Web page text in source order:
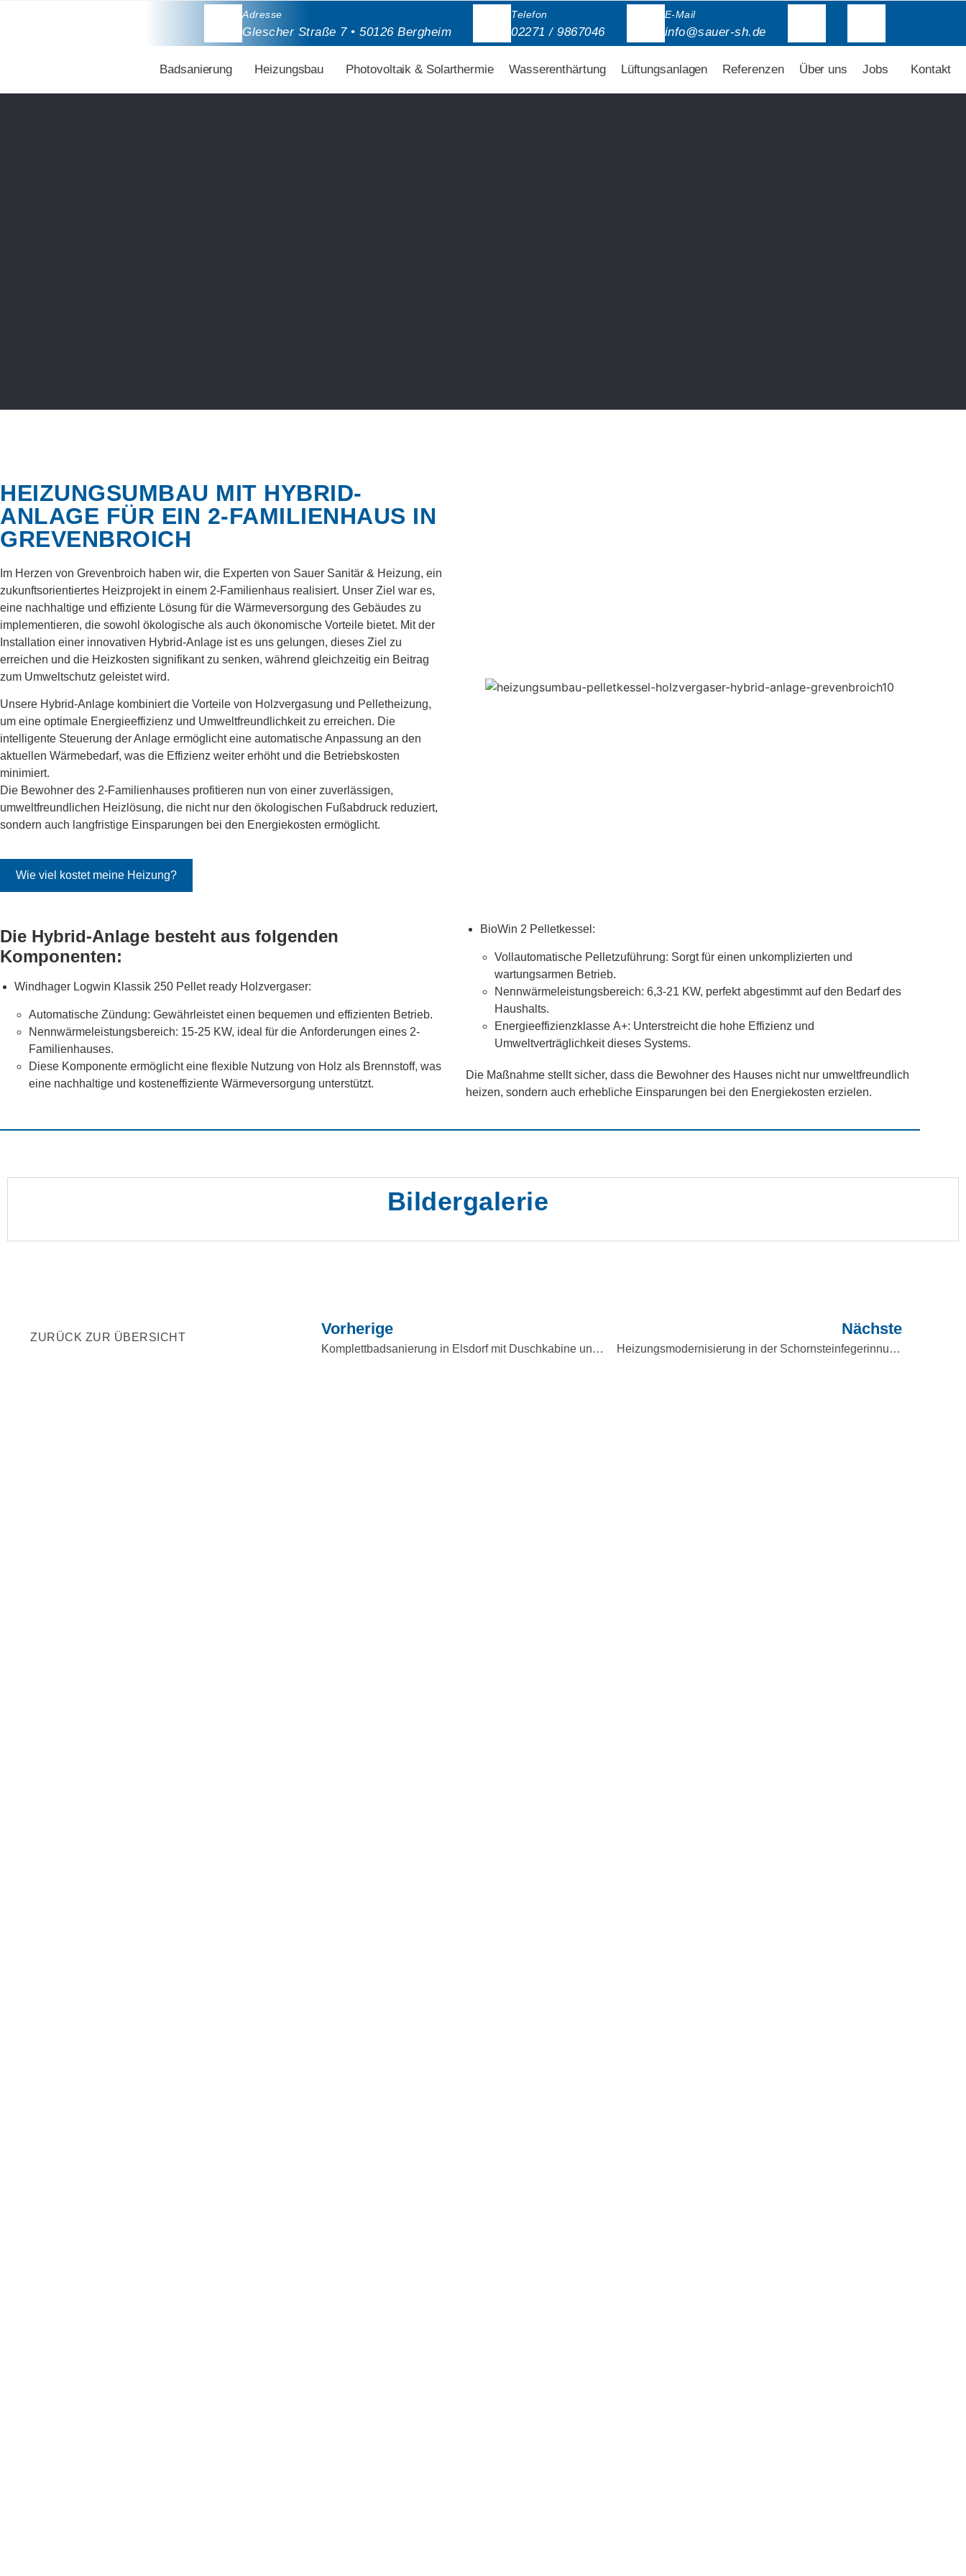
Adresse
Glescher Straße 7 • 50126 Bergheim
Telefon
02271 / 9867046
E-Mail
info@sauer-sh.de
Badsanierung Heizungsbau Photovoltaik & Solarthermie Wasserenthärtung Lüftungsanlagen Referenzen Über uns Jobs Kontakt
HEIZUNGSUMBAU MIT HYBRID-
ANLAGE FÜR EIN 2-FAMILIENHAUS IN
GREVENBROICH
Im Herzen von Grevenbroich haben wir, die Experten von Sauer Sanitär & Heizung, ein
zukunftsorientiertes Heizprojekt in einem 2-Familienhaus realisiert. Unser Ziel war es,
eine nachhaltige und effiziente Lösung für die Wärmeversorgung des Gebäudes zu
implementieren, die sowohl ökologische als auch ökonomische Vorteile bietet. Mit der
Installation einer innovativen Hybrid-Anlage ist es uns gelungen, dieses Ziel zu
erreichen und die Heizkosten signifikant zu senken, während gleichzeitig ein Beitrag
zum Umweltschutz geleistet wird.
Unsere Hybrid-Anlage kombiniert die Vorteile von Holzvergasung und Pelletheizung,
um eine optimale Energieeffizienz und Umweltfreundlichkeit zu erreichen. Die
intelligente Steuerung der Anlage ermöglicht eine automatische Anpassung an den
aktuellen Wärmebedarf, was die Effizienz weiter erhöht und die Betriebskosten
minimiert.
Die Bewohner des 2-Familienhauses profitieren nun von einer zuverlässigen,
umweltfreundlichen Heizlösung, die nicht nur den ökologischen Fußabdruck reduziert,
sondern auch langfristige Einsparungen bei den Energiekosten ermöglicht.
Wie viel kostet meine Heizung?
Die Hybrid-Anlage besteht aus folgenden
Komponenten:
Windhager Logwin Klassik 250 Pellet ready Holzvergaser:
Automatische Zündung: Gewährleistet einen bequemen und effizienten Betrieb.
Nennwärmeleistungsbereich: 15-25 KW, ideal für die Anforderungen eines 2-
Familienhauses.
Diese Komponente ermöglicht eine flexible Nutzung von Holz als Brennstoff, was
eine nachhaltige und kosteneffiziente Wärmeversorgung unterstützt.
BioWin 2 Pelletkessel:
Vollautomatische Pelletzuführung: Sorgt für einen unkomplizierten und
wartungsarmen Betrieb.
Nennwärmeleistungsbereich: 6,3-21 KW, perfekt abgestimmt auf den Bedarf des
Haushalts.
Energieeffizienzklasse A+: Unterstreicht die hohe Effizienz und
Umweltverträglichkeit dieses Systems.
Die Maßnahme stellt sicher, dass die Bewohner des Hauses nicht nur umweltfreundlich
heizen, sondern auch erhebliche Einsparungen bei den Energiekosten erzielen.
Bildergalerie
ZURÜCK ZUR ÜBERSICHT Vorherige
Komplettbadsanierung in Elsdorf mit Duschkabine und LED-Badewanne
Nächste
Heizungsmodernisierung in der Schornsteinfegerinnung Köln mit Luftwärmepumpe und Pelletheizung